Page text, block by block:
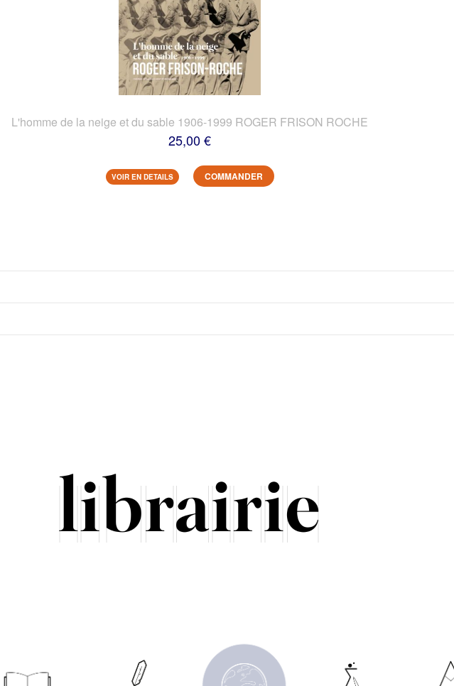
L'homme de la neige et du sable 1906-1999 ROGER FRISON ROCHE
25,00 €
VOIR EN DETAILS COMMANDER